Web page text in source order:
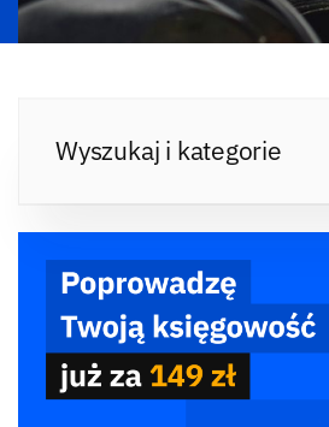
Wyszukaj i kategorie